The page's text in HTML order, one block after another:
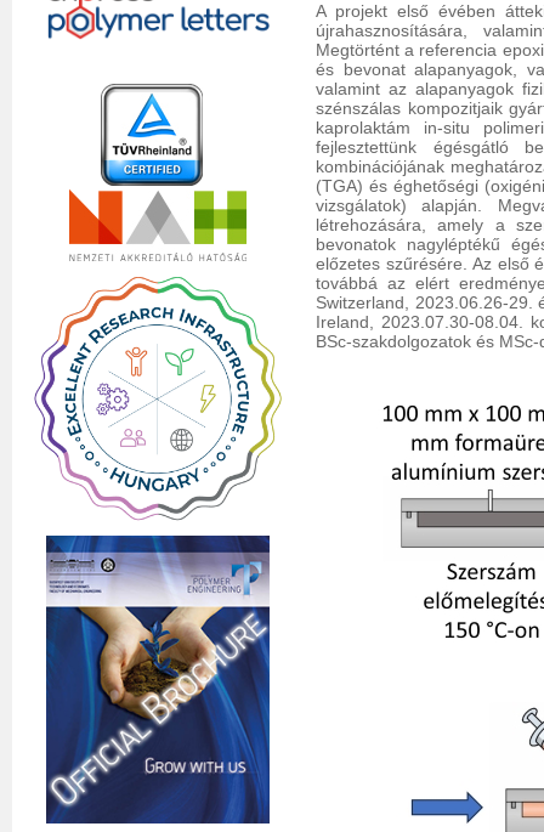
A projekt első évében
újrahasznosítására,
Megtörtént a referencia
és bevonat alapanyagok,
valamint az alapanyagok
szénszálas kompozitjaik
kaprolaktám in-situ
fejlesztettünk égésgátló
kombinációjának
(TGA) és éghetőségi
vizsgálatok) alapján.
létrehozására, amely a
bevonatok nagyléptékű
előzetes szűrésére. Az első
továbbá az elért
Switzerland, 2023.06.26-29.
Ireland, 2023.07.30-08.04.
BSc-szakdolgozatok és